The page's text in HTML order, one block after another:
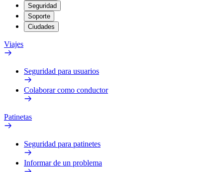
Seguridad
Soporte
Ciudades
Viajes
Seguridad para usuarios
Colaborar como conductor
Patinetas
Seguridad para patinetes
Informar de un problema